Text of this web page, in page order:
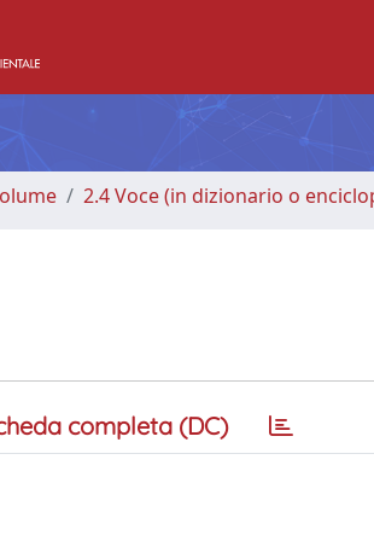
2.4 Voce (in dizionario o
completa (DC)